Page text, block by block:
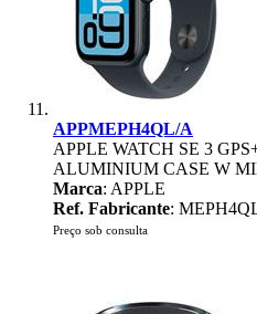
APPMEPH4QL/A
APPLE WATCH SE 3
ALUMINIUM CASE W
Marca: APPLE
Ref. Fabricante:
Preço sob consulta